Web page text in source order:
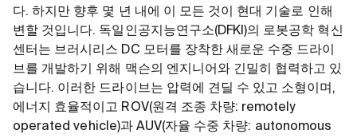
다. 하지만 향후 몇 년 내에 이 모든 것이 현대 기술로 인해
변할 것입니다. 독일인공지능연구소(DFKI)의 로봇공학 혁신
센터는 브러시리스 DC 모터를 장착한 새로운 수중 드라이
브를 개발하기 위해 맥슨의 엔지니어와 긴밀히 협력하고 있
습니다. 이러한 드라이브는 압력에 견딜 수 있고 소형이며,
에너지 효율적이고 ROV(원격 조종 차량: remotely
operated vehicle)과 AUV(자율 수중 차량: autonomous